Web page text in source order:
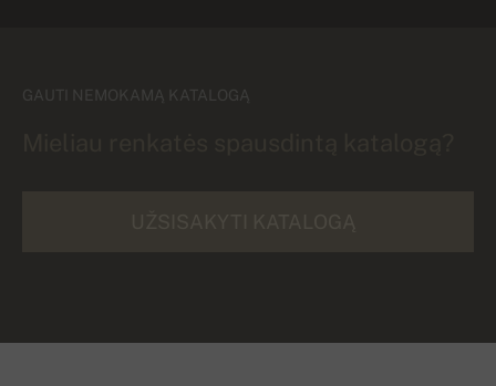
GAUTI NEMOKAMĄ KATALOGĄ